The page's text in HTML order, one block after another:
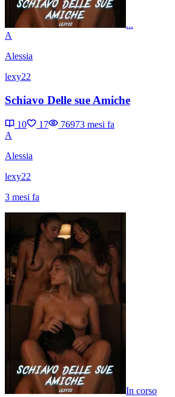
...
A
Alessia
lexy22
Schiavo Delle sue Amiche
10 17 76973 mesi fa
A
Alessia
lexy22
3 mesi fa
In corso